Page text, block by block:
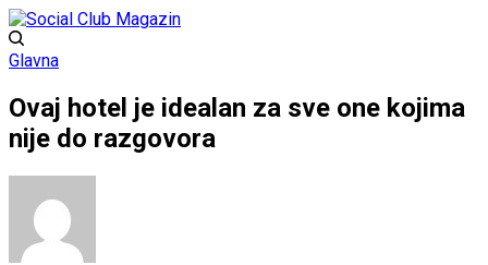
Glavna
Ovaj hotel je idealan za sve one kojima
nije do razgovora